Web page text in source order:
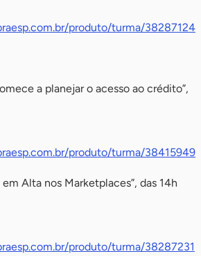
produto/turma/38287124
a planejar o acesso ao crédito”,
produto/turma/38415949
Alta nos Marketplaces”, das 14h
produto/turma/38287231